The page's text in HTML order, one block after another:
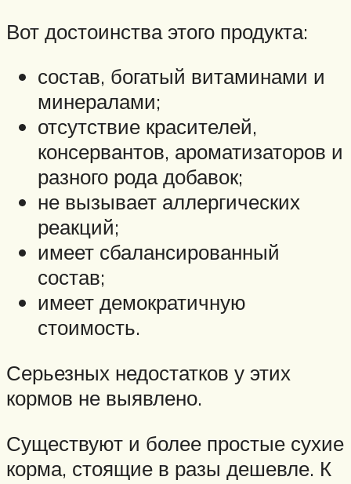
Вот достоинства этого продукта:
состав, богатый витаминами и
минералами;
отсутствие красителей,
консервантов, ароматизаторов и
разного рода добавок;
не вызывает аллергических
реакций;
имеет сбалансированный
состав;
имеет демократичную
стоимость.
Серьезных недостатков у этих
кормов не выявлено.
Существуют и более простые сухие
корма, стоящие в разы дешевле. К